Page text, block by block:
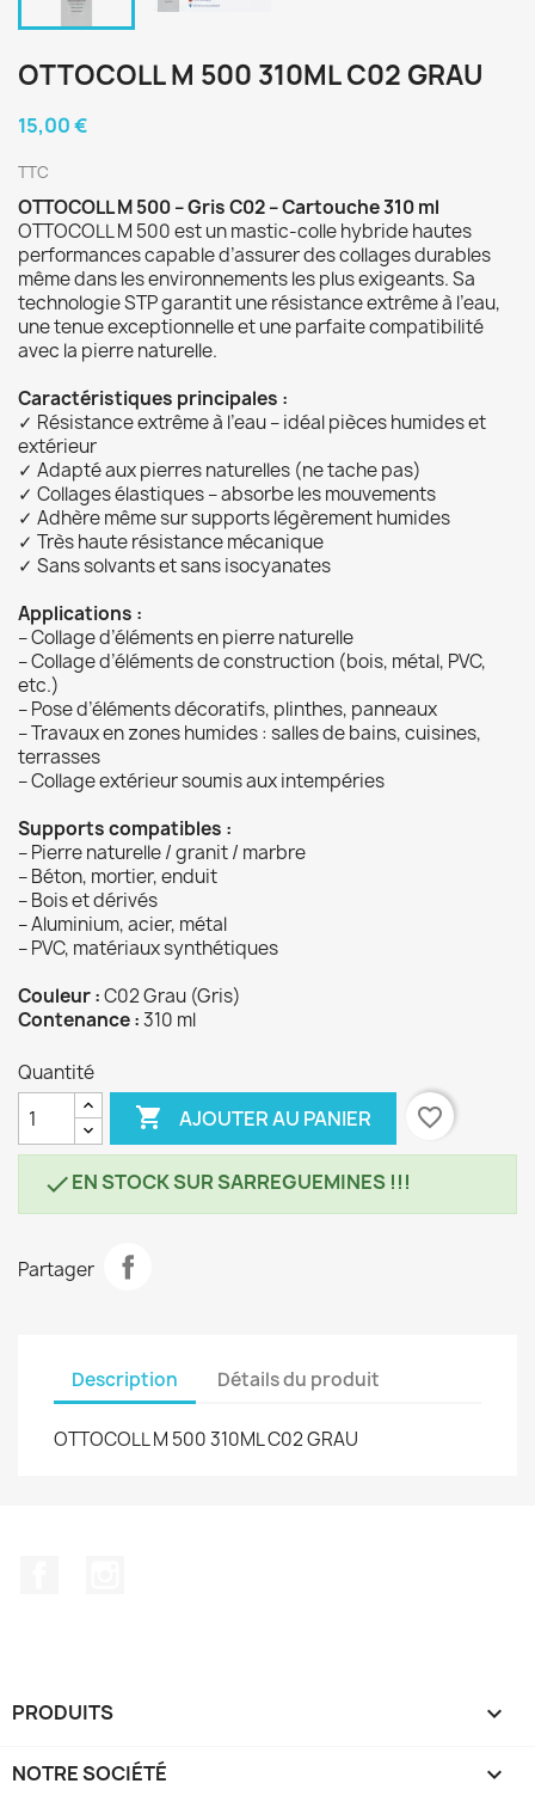
OTTOCOLL M 500 310ML C02 GRAU
15,00 €
TTC
OTTOCOLL M 500 – Gris C02 – Cartouche 310 ml
OTTOCOLL M 500 est un mastic-colle hybride hautes
performances capable d’assurer des collages durables
même dans les environnements les plus exigeants. Sa
technologie STP garantit une résistance extrême à l’eau,
une tenue exceptionnelle et une parfaite compatibilité
avec la pierre naturelle.
Caractéristiques principales :
✓ Résistance extrême à l’eau – idéal pièces humides et
extérieur
✓ Adapté aux pierres naturelles (ne tache pas)
✓ Collages élastiques – absorbe les mouvements
✓ Adhère même sur supports légèrement humides
✓ Très haute résistance mécanique
✓ Sans solvants et sans isocyanates
Applications :
– Collage d’éléments en pierre naturelle
– Collage d’éléments de construction (bois, métal, PVC,
etc.)
– Pose d’éléments décoratifs, plinthes, panneaux
– Travaux en zones humides : salles de bains, cuisines,
terrasses
– Collage extérieur soumis aux intempéries
Supports compatibles :
– Pierre naturelle / granit / marbre
– Béton, mortier, enduit
– Bois et dérivés
– Aluminium, acier, métal
– PVC, matériaux synthétiques
Couleur :C02 Grau (Gris)
Contenance :310 ml
Quantité
 AJOUTER AU PANIER favorite_border
EN STOCK SUR SARREGUEMINES !!!
Partager
Description Détails du produit
OTTOCOLL M 500 310ML C02 GRAU
PRODUITS 
NOTRE SOCIÉTÉ 